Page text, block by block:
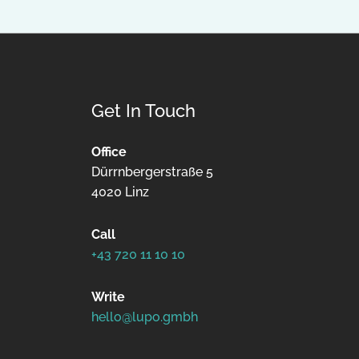
Get In Touch
Office
Dürrnbergerstraße 5
4020 Linz
Call
+43 720 11 10 10
Write
hello@lupo.gmbh